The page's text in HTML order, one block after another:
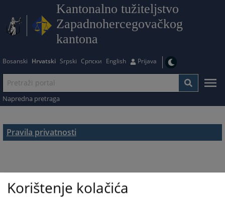
Kantonalno tužiteljstvo
Zapadnohercegovačkog
kantona
Bosanski Hrvatski Srpski Српски English Prijava
Napredna pretraga
Pravila privatnosti
Korištenje kolačića